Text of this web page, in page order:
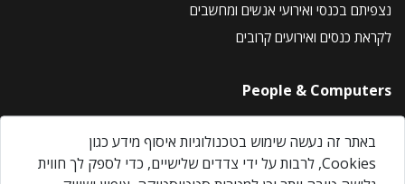
נצפיתם בכנסי ואירועי אנשים ומחשבים
לקראת כנסים ואירועים קרובים
People & Computers
About Us
Privacy Policy
Contact Us
באתר זה נעשה שימוש בטכנולוגיות איסוף מידע כגון
Cookies, לרבות על ידי צדדים שלישיים, כדי לספק לך חווית